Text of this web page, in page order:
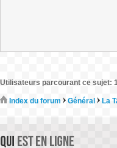
Utilisateurs parcourant ce sujet:
Index du forum Général La